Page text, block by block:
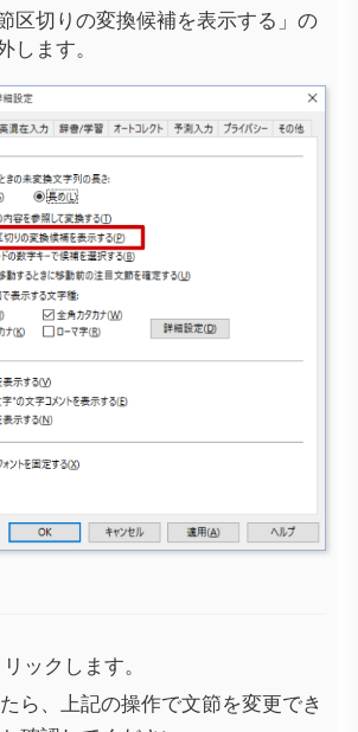
区切りの変換候補を表示する」の
します。
ックします。
ら、上記の操作で文節を変更でき